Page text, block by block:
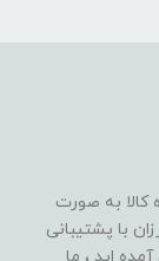
کالا به صورت
با پشتیبانی
اید ، ما